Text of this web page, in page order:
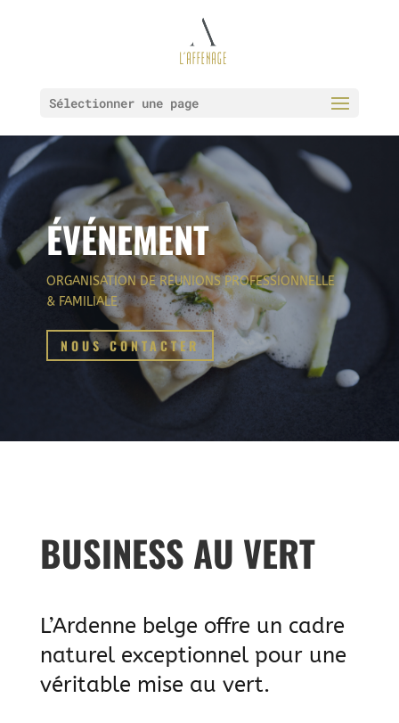
Sélectionner une page
ÉVÉNEMENT
ORGANISATION DE RÉUNIONS PROFESSIONNELLE
& FAMILIALE
NOUS CONTACTER
BUSINESS AU VERT
L’Ardenne belge offre un cadre
naturel exceptionnel pour une
véritable mise au vert.